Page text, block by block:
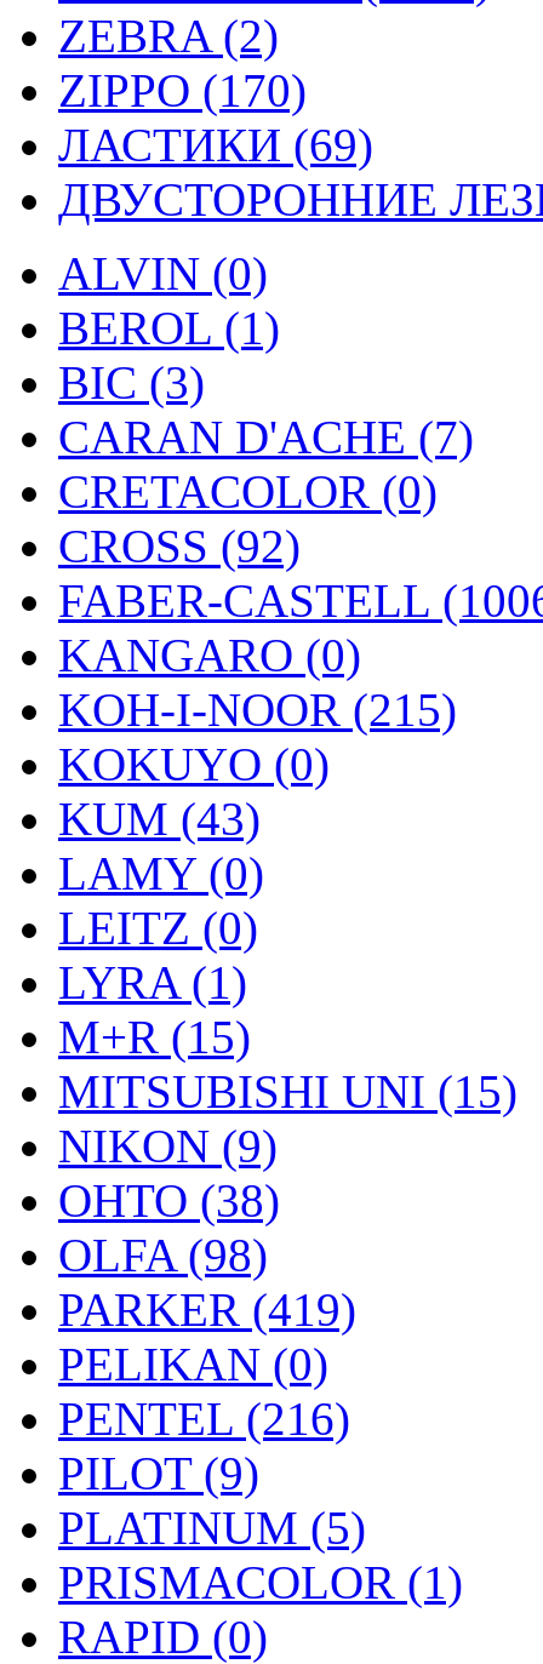
ZEBRA (2)
ZIPPO (170)
ЛАСТИКИ (69)
ДВУСТОРОННИЕ
ALVIN (0)
BEROL (1)
BIC (3)
CARAN D'ACHE (7)
CRETACOLOR (0)
CROSS (92)
FABER-CASTELL
KANGARO (0)
KOH-I-NOOR (215)
KOKUYO (0)
KUM (43)
LAMY (0)
LEITZ (0)
LYRA (1)
M+R (15)
MITSUBISHI UNI (15)
NIKON (9)
OHTO (38)
OLFA (98)
PARKER (419)
PELIKAN (0)
PENTEL (216)
PILOT (9)
PLATINUM (5)
PRISMACOLOR (1)
RAPID (0)